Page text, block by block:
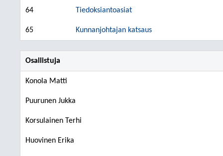
64 Tiedoksiantoasiat
65 Kunnanjohtajan katsaus
Osallistuja
Konola Matti
Puurunen Jukka
Korsulainen Terhi
Huovinen Erika